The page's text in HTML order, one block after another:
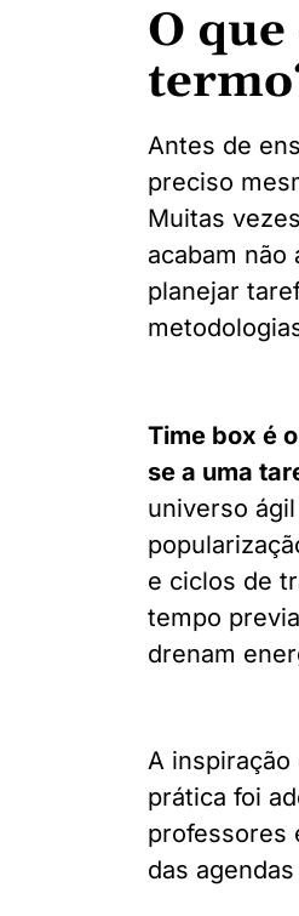
O
Antes de
preciso
Muitas
acabam
planejar
Time box é
se a uma
universo
e ciclos de
tempo
drenam
A
prática foi
professores
das